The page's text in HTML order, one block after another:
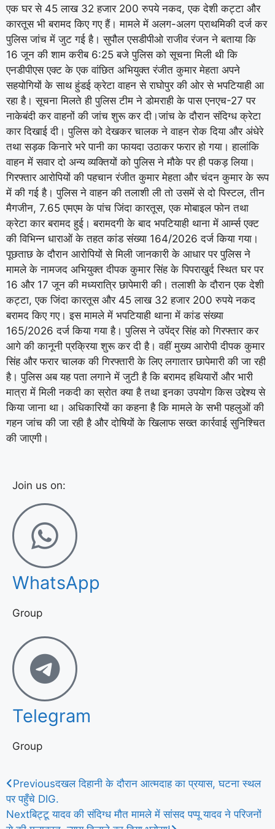
एक घर से 45 लाख 32 हजार 200 रुपये नकद, एक देशी कट्टा और
कारतूस भी बरामद किए गए हैं। मामले में अलग-अलग प्राथमिकी दर्ज कर
पुलिस जांच में जुट गई है। सुपौल एसडीपीओ राजीव रंजन ने बताया कि
16 जून की शाम करीब 6:25 बजे पुलिस को सूचना मिली थी कि
एनडीपीएस एक्ट के एक वांछित अभियुक्त रंजीत कुमार मेहता अपने
सहयोगियों के साथ हुंडई क्रेटा वाहन से राघोपुर की ओर से भपटियाही आ
रहा है। सूचना मिलते ही पुलिस टीम ने डोमराही के पास एनएच-27 पर
नाकेबंदी कर वाहनों की जांच शुरू कर दी।जांच के दौरान संदिग्ध क्रेटा
कार दिखाई दी। पुलिस को देखकर चालक ने वाहन रोक दिया और अंधेरे
तथा सड़क किनारे भरे पानी का फायदा उठाकर फरार हो गया। हालांकि
वाहन में सवार दो अन्य व्यक्तियों को पुलिस ने मौके पर ही पकड़ लिया।
गिरफ्तार आरोपियों की पहचान रंजीत कुमार मेहता और चंदन कुमार के रूप
में की गई है। पुलिस ने वाहन की तलाशी ली तो उसमें से दो पिस्टल, तीन
मैगजीन, 7.65 एमएम के पांच जिंदा कारतूस, एक मोबाइल फोन तथा
क्रेटा कार बरामद हुई। बरामदगी के बाद भपटियाही थाना में आर्म्स एक्ट
की विभिन्न धाराओं के तहत कांड संख्या 164/2026 दर्ज किया गया।
पूछताछ के दौरान आरोपियों से मिली जानकारी के आधार पर पुलिस ने
मामले के नामजद अभियुक्त दीपक कुमार सिंह के पिपराखुर्द स्थित घर पर
16 और 17 जून की मध्यरात्रि छापेमारी की। तलाशी के दौरान एक देशी
कट्टा, एक जिंदा कारतूस और 45 लाख 32 हजार 200 रुपये नकद
बरामद किए गए। इस मामले में भपटियाही थाना में कांड संख्या
165/2026 दर्ज किया गया है। पुलिस ने उपेंद्र सिंह को गिरफ्तार कर
आगे की कानूनी प्रक्रिया शुरू कर दी है। वहीं मुख्य आरोपी दीपक कुमार
सिंह और फरार चालक की गिरफ्तारी के लिए लगातार छापेमारी की जा रही
है। पुलिस अब यह पता लगाने में जुटी है कि बरामद हथियारों और भारी
मात्रा में मिली नकदी का स्रोत क्या है तथा इनका उपयोग किस उद्देश्य से
किया जाना था। अधिकारियों का कहना है कि मामले के सभी पहलुओं की
गहन जांच की जा रही है और दोषियों के खिलाफ सख्त कार्रवाई सुनिश्चित
की जाएगी।
Join us on:
WhatsApp
Group
Telegram
Group
Previousदखल दिहानी के दौरान आत्मदाह का प्रयास, घटना स्थल
पर पहुँचे DIG.
Nextबिट्टू यादव की संदिग्ध मौत मामले में सांसद पप्पू यादव ने परिजनों